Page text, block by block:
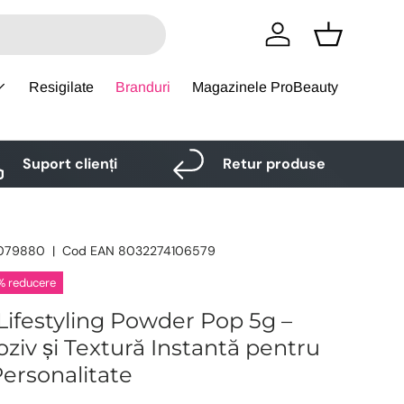
Logare Cos
Resigilate Branduri Magazinele ProBeauty
Suport clienți Retur produse
| Cod EAN 8032274106579
reducere
Powder Pop 5g –
și Textură Instantă pentru